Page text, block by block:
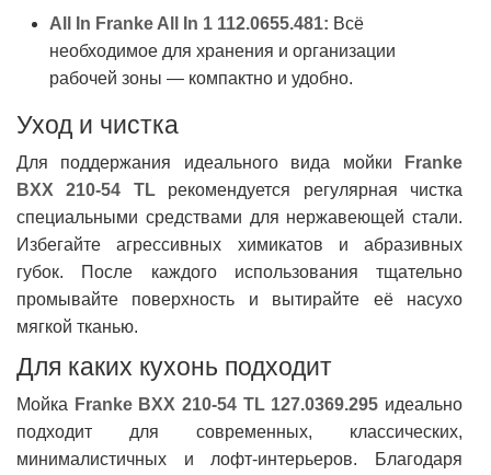
All In Franke All In 1 112.0655.481: Всё
необходимое для хранения и организации
рабочей зоны — компактно и удобно.
Уход и чистка
Для поддержания идеального вида мойки
Franke
BXX 210-54 TLрекомендуется регулярная чистка
специальными средствами для нержавеющей стали.
Избегайте агрессивных химикатов и абразивных
губок. После каждого использования тщательно
промывайте поверхность и вытирайте её насухо
мягкой тканью.
Для каких кухонь подходит
Мойка Franke BXX 210-54 TL 127.0369.295 идеально
подходит для современных, классических,
минималистичных и лофт-интерьеров. Благодаря